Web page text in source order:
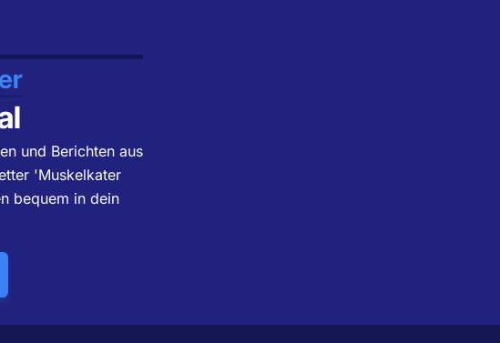
und Berichten aus
'Muskelkater
bequem in dein